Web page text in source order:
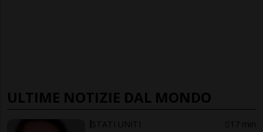
ULTIME NOTIZIE DAL MONDO
STATI UNITI 17 min